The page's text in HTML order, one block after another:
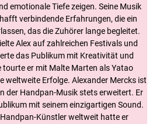
emotionale Tiefe zeigen. Seine Musik
verbindende Erfahrungen, die ein
das die Zuhörer lange begleitet.
Alex auf zahlreichen Festivals und
das Publikum mit Kreativität und
tourte er mit Malte Marten als Yatao
weltweite Erfolge. Alexander Mercks ist
der Handpan-Musik stets erweitert. Er
mit seinem einzigartigen Sound.
Künstler weltweit hatte er